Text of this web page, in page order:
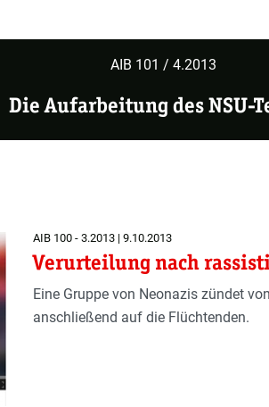
AIB 101 / 4.2013
Die Aufarbeitung des NSU-
AIB 100 - 3.2013 | 9.10.2013
Verurteilung nach
Eine Gruppe von Neonazis zündet
anschließend auf die Flüchtenden.